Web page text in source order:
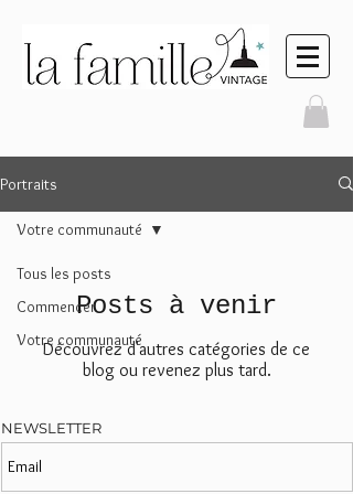
Portraits
Tous les posts
Commencer
Votre communauté
Votre communauté
Posts à venir
Découvrez d'autres catégories de ce
blog ou revenez plus tard.
NEWSLETTER